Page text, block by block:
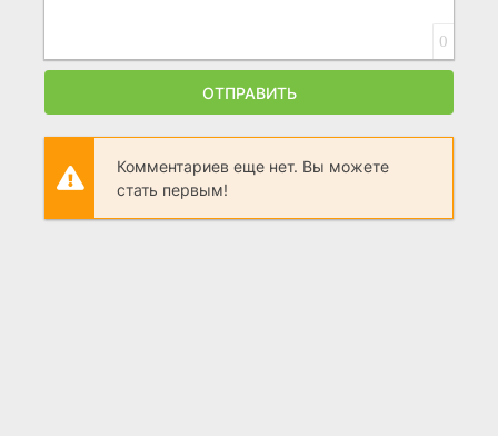
0
ОТПРАВИТЬ
Комментариев еще нет. Вы можете
стать первым!